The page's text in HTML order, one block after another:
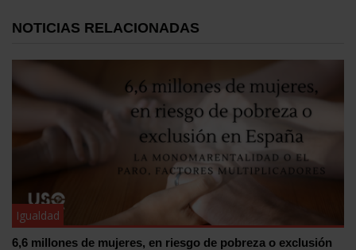
NOTICIAS RELACIONADAS
Igualdad
6,6 millones de mujeres, en riesgo de pobreza o exclusión